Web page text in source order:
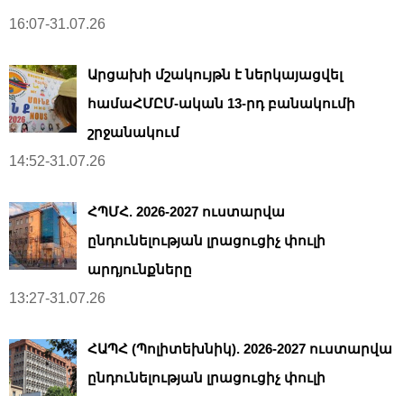
16:07-31.07.26
Արցախի մշակույթն է ներկայացվել
համաՀՄԸՄ-ական 13-րդ բանակումի
շրջանակում
14:52-31.07.26
ՀՊՄՀ. 2026-2027 ուստարվա
ընդունելության լրացուցիչ փուլի
արդյունքները
13:27-31.07.26
ՀԱՊՀ (Պոլիտեխնիկ). 2026-2027 ուստարվա
ընդունելության լրացուցիչ փուլի